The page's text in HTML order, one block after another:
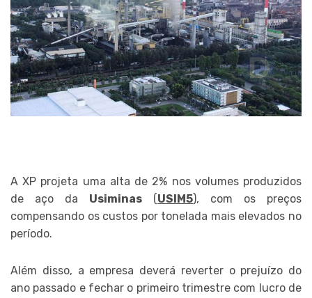
A XP projeta uma alta de 2% nos volumes produzidos
de aço da Usiminas (USIM5), com os preços
compensando os custos por tonelada mais elevados no
período.
Além disso, a empresa deverá reverter o prejuízo do
ano passado e fechar o primeiro trimestre com lucro de